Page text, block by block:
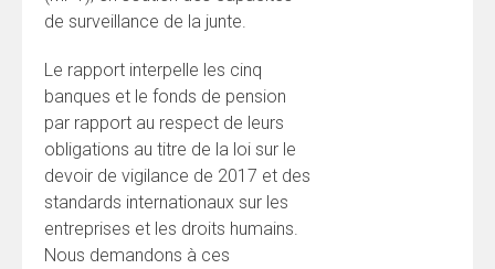
de surveillance de la junte.
Le rapport interpelle les cinq
banques et le fonds de pension
par rapport au respect de leurs
obligations au titre de la loi sur le
devoir de vigilance de 2017 et des
standards internationaux sur les
entreprises et les droits humains.
Nous demandons à ces